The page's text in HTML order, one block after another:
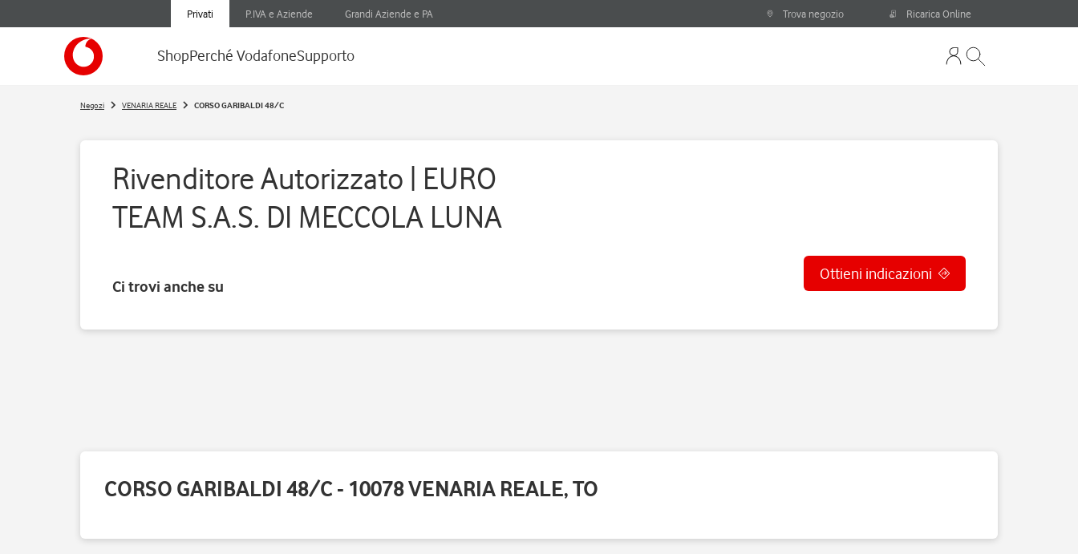
Privati P.IVA e Aziende Grandi Aziende e PA Trova negozio Ricarica Online
ShopPerché VodafoneSupporto
Negozi VENARIA REALE CORSO GARIBALDI 48/C
Rivenditore Autorizzato | EURO
TEAM S.A.S. DI MECCOLA LUNA
Ci trovi anche su
Ottieni indicazioni
CORSO GARIBALDI 48/C - 10078 VENARIA REALE, TO